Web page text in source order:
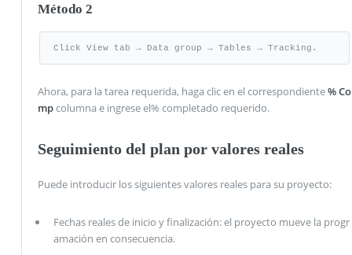
Método 2
Click View tab → Data group → Tables → Tracking.
Ahora, para la tarea requerida, haga clic en el correspondiente% Co
mpcolumna e ingrese el% completado requerido.
Seguimiento del plan por valores reales
Puede introducir los siguientes valores reales para su proyecto:
Fechas reales de inicio y finalización: el proyecto mueve la progr
amación en consecuencia.